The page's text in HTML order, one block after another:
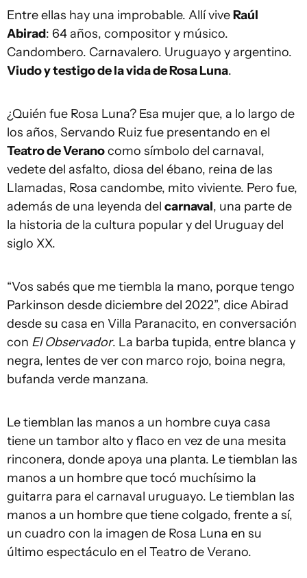
Entre ellas hay una improbable. Allí viveRaúl
Abirad: 64 años, compositor y músico.
Candombero. Carnavalero. Uruguayo y argentino.
Viudo y testigo de la vida de Rosa Luna.
¿Quién fue Rosa Luna? Esa mujer que, a lo largo de
los años, Servando Ruiz fue presentando en el
Teatro de Veranocomo símbolo del carnaval,
vedete del asfalto, diosa del ébano, reina de las
Llamadas, Rosa candombe, mito viviente. Pero fue,
además de una leyenda del carnaval, una parte de
la historia de la cultura popular y del Uruguay del
siglo XX.
“Vos sabés que me tiembla la mano, porque tengo
Parkinson desde diciembre del 2022”, dice Abirad
desde su casa en Villa Paranacito, en conversación
con El Observador. La barba tupida, entre blanca y
negra, lentes de ver con marco rojo, boina negra,
bufanda verde manzana.
Le tiemblan las manos a un hombre cuya casa
tiene un tambor alto y flaco en vez de una mesita
rinconera, donde apoya una planta. Le tiemblan las
manos a un hombre que tocó muchísimo la
guitarra para el carnaval uruguayo. Le tiemblan las
manos a un hombre que tiene colgado, frente a sí,
un cuadro con la imagen de Rosa Luna en su
último espectáculo en el Teatro de Verano.